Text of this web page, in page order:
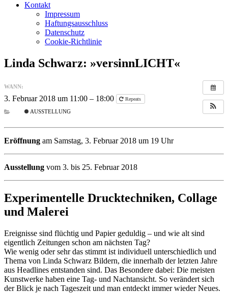
Kontakt
Impressum
Haftungsausschluss
Datenschutz
Cookie-Richtlinie
Linda Schwarz: »versinnLICHT«
WANN:
3. Februar 2018 um 11:00 – 18:00 Repeats
AUSSTELLUNG
Eröffnung am Samstag, 3. Februar 2018 um 19 Uhr
Ausstellung vom 3. bis 25. Februar 2018
Experimentelle Drucktechniken, Collage
und Malerei
Ereignisse sind flüchtig und Papier geduldig – und wie alt sind
eigentlich Zeitungen schon am nächsten Tag?
Wie wenig oder sehr das stimmt ist individuell unterschiedlich und
Thema von Linda Schwarz Bildern, die innerhalb der letzten Jahre
aus Headlines entstanden sind. Das Besondere dabei: Die meisten
Kunstwerke haben eine Tag- und Nachtansicht. So verändert sich
der Blick je nach Tageszeit und man entdeckt immer wieder Neues.